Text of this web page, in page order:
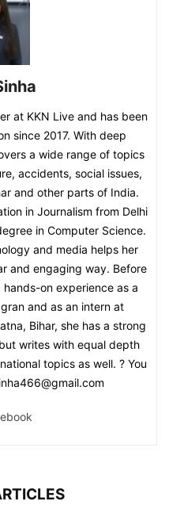
at KKN Live and has been
since 2017. With deep
a wide range of topics
accidents, social issues,
and other parts of India.
in Journalism from Delhi
in Computer Science.
and media helps her
and engaging way. Before
on experience as a
and as an intern at
Bihar, she has a strong
writes with equal depth
topics as well. ? You